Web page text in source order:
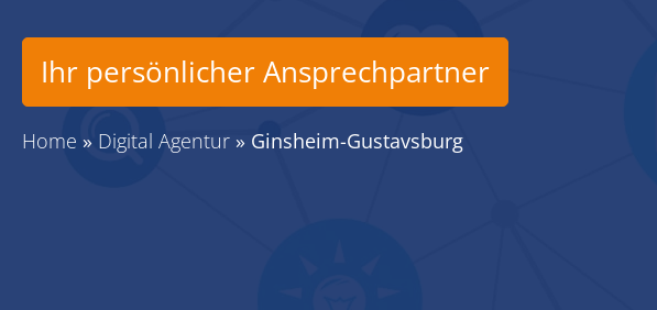
Ihr persönlicher Ansprechpartner
Home » Digital Agentur » Ginsheim-Gustavsburg